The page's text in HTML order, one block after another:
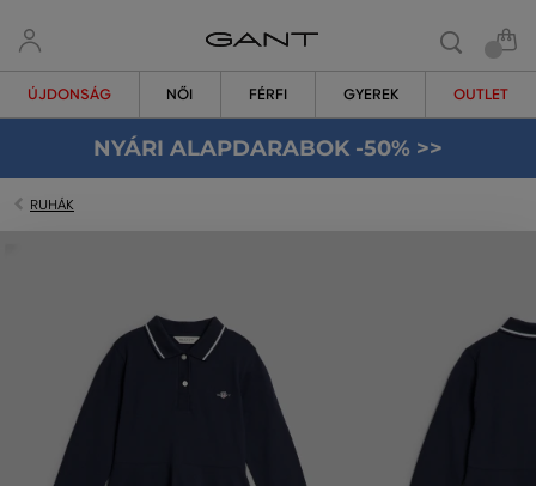
ÚJDONSÁG NŐI FÉRFI GYEREK OUTLET
NYÁRI ALAPDARABOK -50% >>
RUHÁK